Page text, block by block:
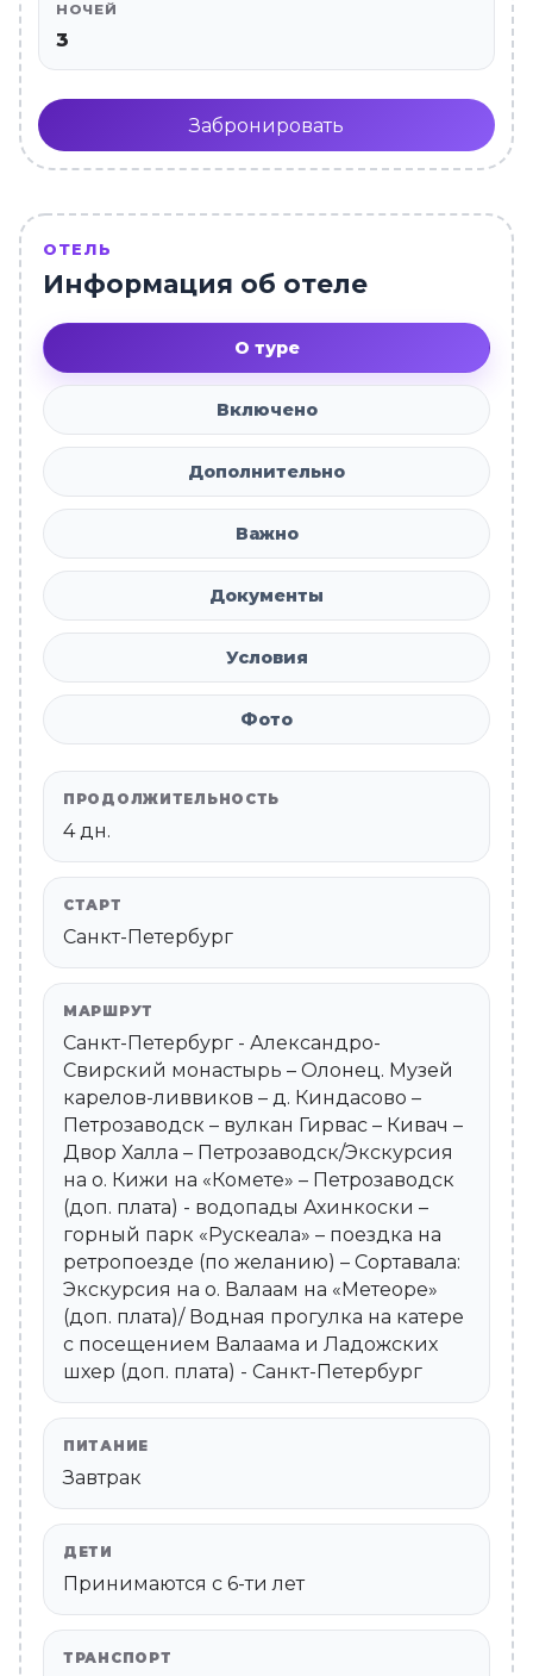
НОЧЕЙ
3
Забронировать
ОТЕЛЬ
Информация об отеле
О туре
Включено
Дополнительно
Важно
Документы
Условия
Фото
ПРОДОЛЖИТЕЛЬНОСТЬ
4 дн.
СТАРТ
Санкт-Петербург
МАРШРУТ
Санкт-Петербург - Александро-
Свирский монастырь – Олонец. Музей
карелов-ливвиков – д. Киндасово –
Петрозаводск – вулкан Гирвас – Кивач –
Двор Халла – Петрозаводск/Экскурсия
на о. Кижи на «Комете» – Петрозаводск
(доп. плата) - водопады Ахинкоски –
горный парк «Рускеала» – поездка на
ретропоезде (по желанию) – Сортавала:
Экскурсия на о. Валаам на «Метеоре»
(доп. плата)/ Водная прогулка на катере
с посещением Валаама и Ладожских
шхер (доп. плата) - Санкт-Петербург
ПИТАНИЕ
Завтрак
ДЕТИ
Принимаются c 6-ти лет
ТРАНСПОРТ